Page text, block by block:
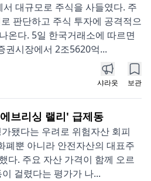
대규모로 주식을 사들였다. 주
판단하고 주식 투자에 공격적으
온다. 5일 한국거래소에 따르면
권시장에서 2조5620억...
샤라웃 보관
브리싱 랠리' 급제동
됐다는 우려로 위험자산 회피
폐뿐 아니라 안전자산의 대표주
다. 주요 자산 가격이 함께 오르
이 걸렸다는 평가가 나...